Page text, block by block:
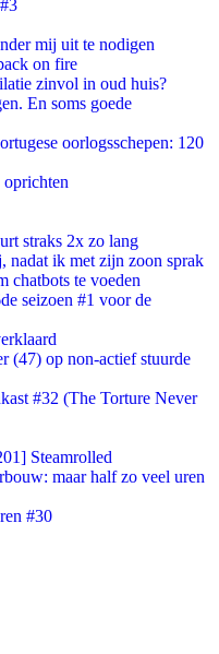
mij uit te nodigen
on fire
zinvol in oud huis?
En soms goede
oorlogsschepen: 120
straks 2x zo lang
nadat ik met zijn zoon sprak
chatbots te voeden
seizoen #1 voor de
(47) op non-actief stuurde
#32 (The Torture Never
Steamrolled
maar half zo veel uren
#30